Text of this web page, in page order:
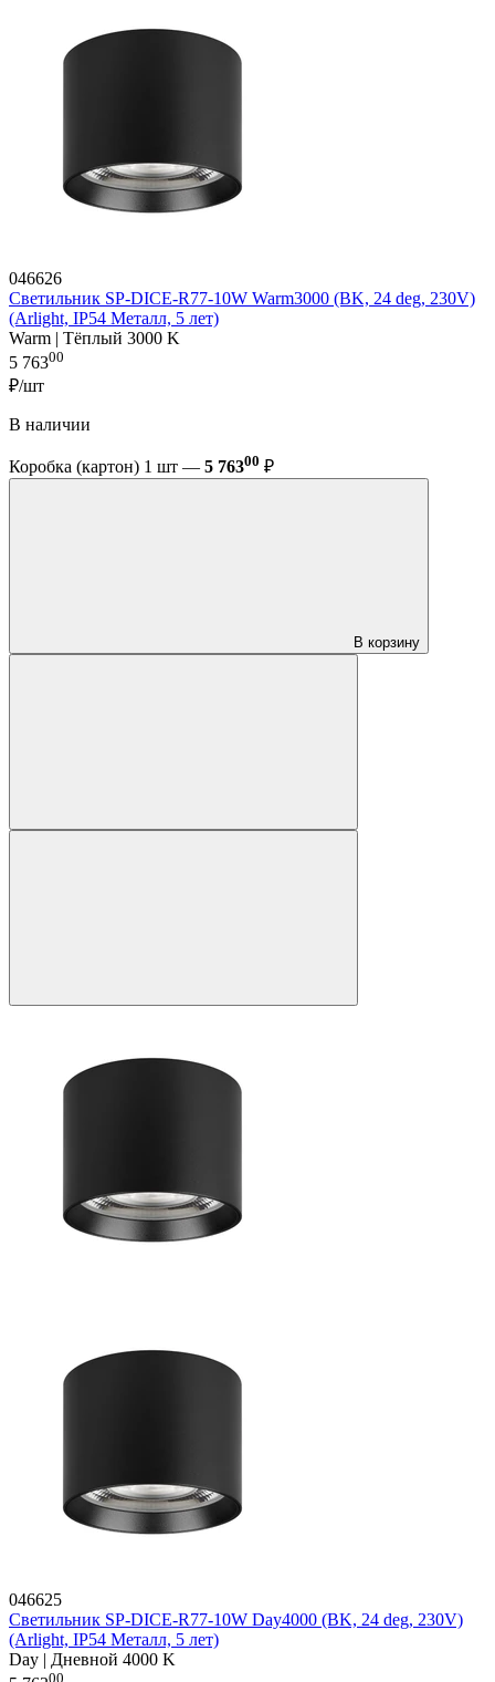
046626
Светильник SP-DICE-R77-10W Warm3000 (BK, 24 deg, 230V)
(Arlight, IP54 Металл, 5 лет)
Warm | Тёплый 3000 K
5 76300
₽/шт
В наличии
Коробка (картон) 1 шт — 5 76300 ₽
В корзину
046625
Светильник SP-DICE-R77-10W Day4000 (BK, 24 deg, 230V)
(Arlight, IP54 Металл, 5 лет)
Day | Дневной 4000 K
00